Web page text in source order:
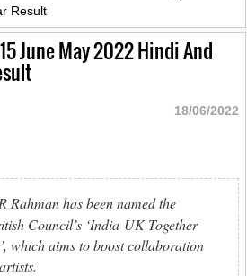
Result
June May 2022 Hindi And
18/06/2022
Rahman has been named the
Council’s ‘India-UK Together
which aims to boost collaboration